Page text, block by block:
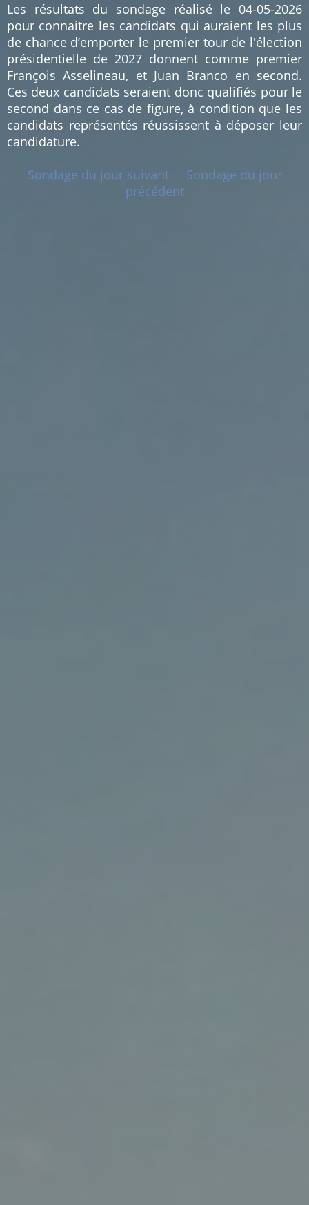
Les résultats du sondage réalisé le 04-05-2026
pour connaitre les candidats qui auraient les plus
de chance d’emporter le premier tour de l'élection
présidentielle de 2027 donnent comme premier
François Asselineau, et Juan Branco en second.
Ces deux candidats seraient donc qualifiés pour le
second dans ce cas de figure, à condition que les
candidats représentés réussissent à déposer leur
candidature.
Sondage du jour suivant
Sondage du jour
précédent